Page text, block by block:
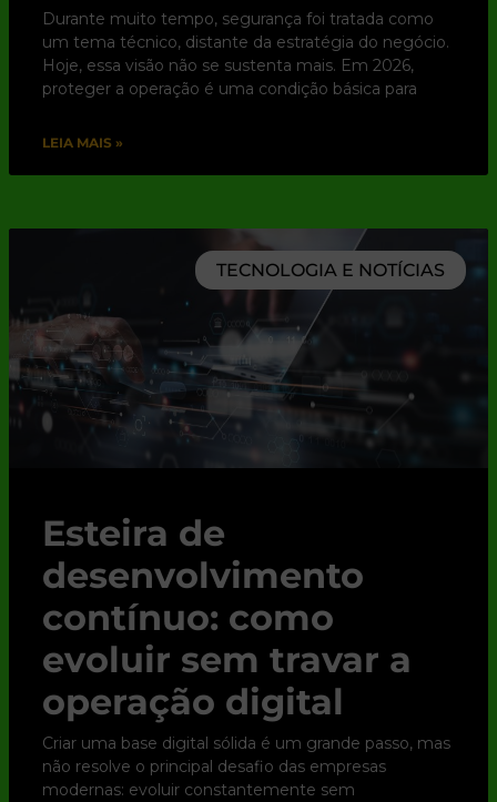
Durante muito tempo, segurança foi tratada como
um tema técnico, distante da estratégia do negócio.
Hoje, essa visão não se sustenta mais. Em 2026,
proteger a operação é uma condição básica para
LEIA MAIS »
TECNOLOGIA E NOTÍCIAS
Esteira de
desenvolvimento
contínuo: como
evoluir sem travar a
operação digital
Criar uma base digital sólida é um grande passo, mas
não resolve o principal desafio das empresas
modernas: evoluir constantemente sem